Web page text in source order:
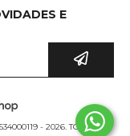
E
- 2026. TODOS OS